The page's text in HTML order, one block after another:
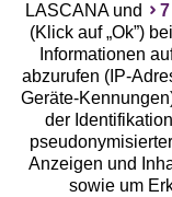
Geprüfte
Unsere
LASCANA und
(Klick auf „Ok”)
Informationen
abzurufen (IP-
Geräte-
der
Anzeigen und
sowie um